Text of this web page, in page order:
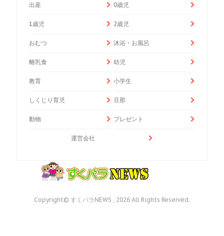
出産 0歳児
1歳児 2歳児
おむつ 沐浴・お風呂
離乳食 幼児
教育 小学生
しくじり育児 旦那
動物 プレゼント
運営会社
Copyright© すくパラNEWS , 2026 All Rights Reserved.